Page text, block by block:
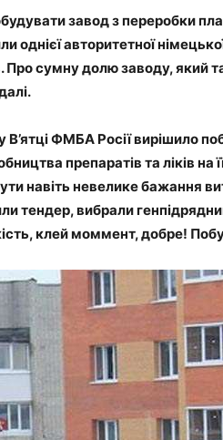
завод з переробки
однієї авторитетної
Про сумну долю заводу, який
В’ятці ФМБА Росії вирішило
препаратів та ліків на
навіть невелике бажання
тендер, вибрали
клей моммент, добре!